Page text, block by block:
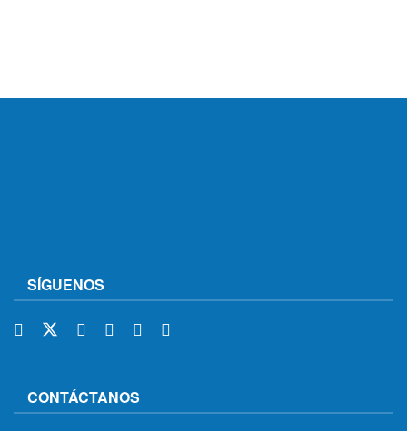
SÍGUENOS
CONTÁCTANOS